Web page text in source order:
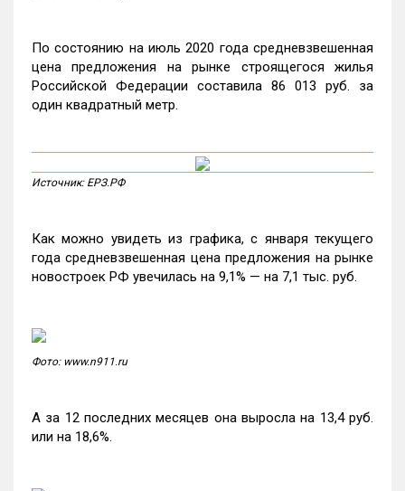
По состоянию на июль 2020 года средневзвешенная
цена предложения на рынке строящегося жилья
Российской Федерации составила 86 013 руб. за
один квадратный метр.
Источник: ЕРЗ.РФ
Как можно увидеть из графика, с января текущего
года средневзвешенная цена предложения на рынке
новостроек РФ увечилась на 9,1% — на 7,1 тыс. руб.
Фото: www.n911.ru
А за 12 последних месяцев она выросла на 13,4 руб.
или на 18,6%.